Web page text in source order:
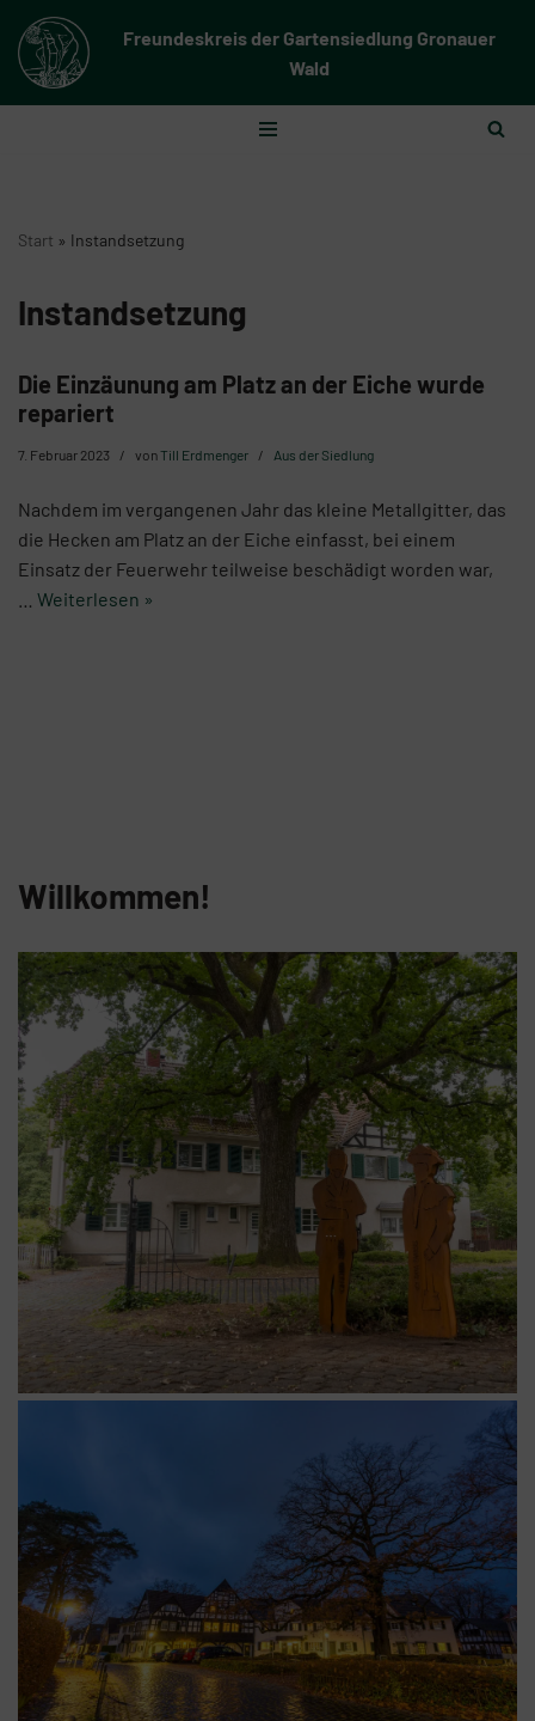
Zum
Inhalt
Freundeskreis der Gartensiedlung Gronauer
Wald
Start » Instandsetzung
Instandsetzung
Die Einzäunung am Platz an der Eiche wurde
repariert
7. Februar 2023 vonTill Erdmenger Aus der Siedlung
Nachdem im vergangenen Jahr das kleine Metallgitter, das
die Hecken am Platz an der Eiche einfasst, bei einem
Einsatz der Feuerwehr teilweise beschädigt worden war,
Weiterlesen »
Willkommen!